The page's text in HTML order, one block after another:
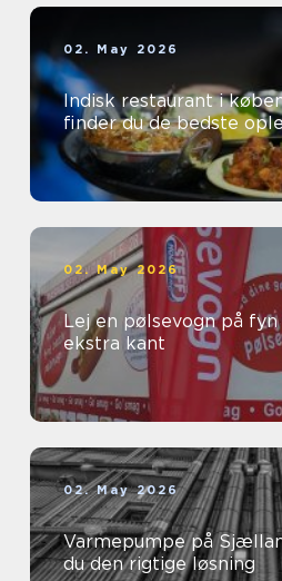
02. May 2026
Indisk restaurant i
finder du de bedste
02. May 2026
Lej en pølsevogn på
ekstra kant
02. May 2026
Varmepumpe på
du den rigtige løsning